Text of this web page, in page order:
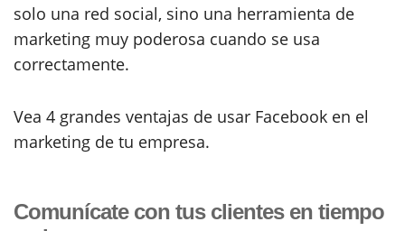
solo una red social, sino una herramienta de
marketing muy poderosa cuando se usa
correctamente.
Vea 4 grandes ventajas de usar Facebook en el
marketing de tu empresa.
Comunícate con tus clientes en tiempo